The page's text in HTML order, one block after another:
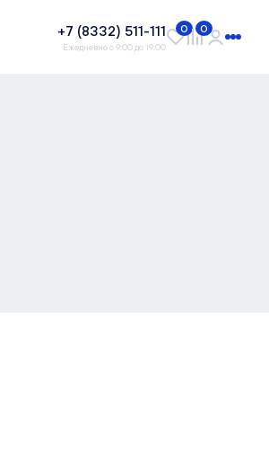
+7 (8332) 511-111
Ежедневно с 9:00 до 19:00
0 0